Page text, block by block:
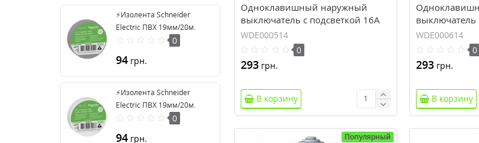
⚡Изолента Schneider
Electric ПВХ 19мм/20м.
Цвет "Серый" (2420108)
0
94 грн.
⚡Изолента Schneider
Electric ПВХ 19мм/20м.
Цвет "Белый" (2420104)
0
94 грн.
Одноклавишный наружный
выключатель с подсветкой 16A
Cedar Plus. Белый. WDE000514
WDE000514
0
293грн.
В корзину
выключатель
Cedar Plus.
WDE000614
0
293грн.
В корзину
Популярный